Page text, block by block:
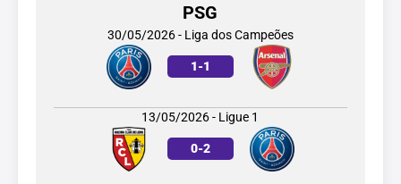
PSG
30/05/2026 - Liga dos Campeões
1-1
13/05/2026 - Ligue 1
0-2